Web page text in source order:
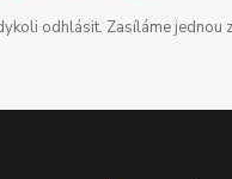
odhlásit. Zasíláme jednou